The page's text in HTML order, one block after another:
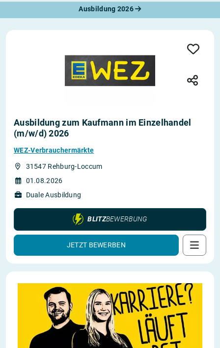
Ausbildung 2026
Ausbildung zum Kaufmann im Einzelhandel
(m/w/d) 2026
WEZ-Verbrauchermärkte
31547 Rehburg-Loccum
01.08.2026
Duale Ausbildung
BLITZBEWERBUNG
JETZT BEWERBEN